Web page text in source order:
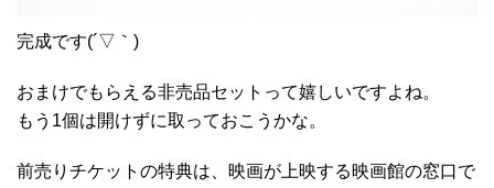
完成です(´▽｀)
おまけでもらえる非売品セットって嬉しいですよね。
もう1個は開けずに取っておこうかな。
前売りチケットの特典は、映画が上映する映画館の窓口で